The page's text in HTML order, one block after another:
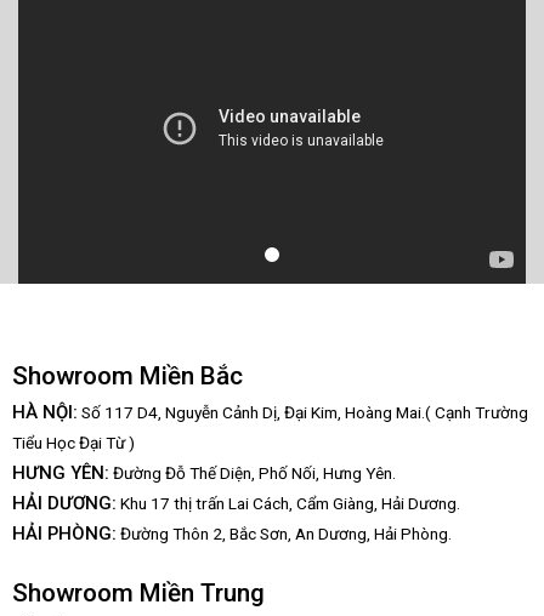
Showroom Miền Bắc
HÀ NỘI: Số 117 D4, Nguyễn Cảnh Dị, Đại Kim, Hoàng Mai.( Cạnh Trường
Tiểu Học Đại Từ )
HƯNG YÊN: Đường Đỗ Thế Diện, Phố Nối, Hưng Yên.
HẢI DƯƠNG: Khu 17 thị trấn Lai Cách, Cẩm Giàng, Hải Dương.
HẢI PHÒNG: Đường Thôn 2, Bắc Sơn, An Dương, Hải Phòng.
Showroom Miền Trung